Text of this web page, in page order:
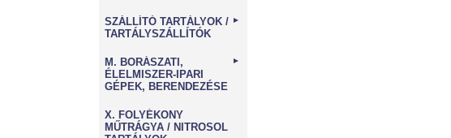
SZÁLLÍTÓ TARTÁLYOK /
TARTÁLYSZÁLLÍTÓK
►
M. BORÁSZATI,
ÉLELMISZER-IPARI
GÉPEK, BERENDEZÉSE
►
X. FOLYÉKONY
MŰTRÁGYA / NITROSOL